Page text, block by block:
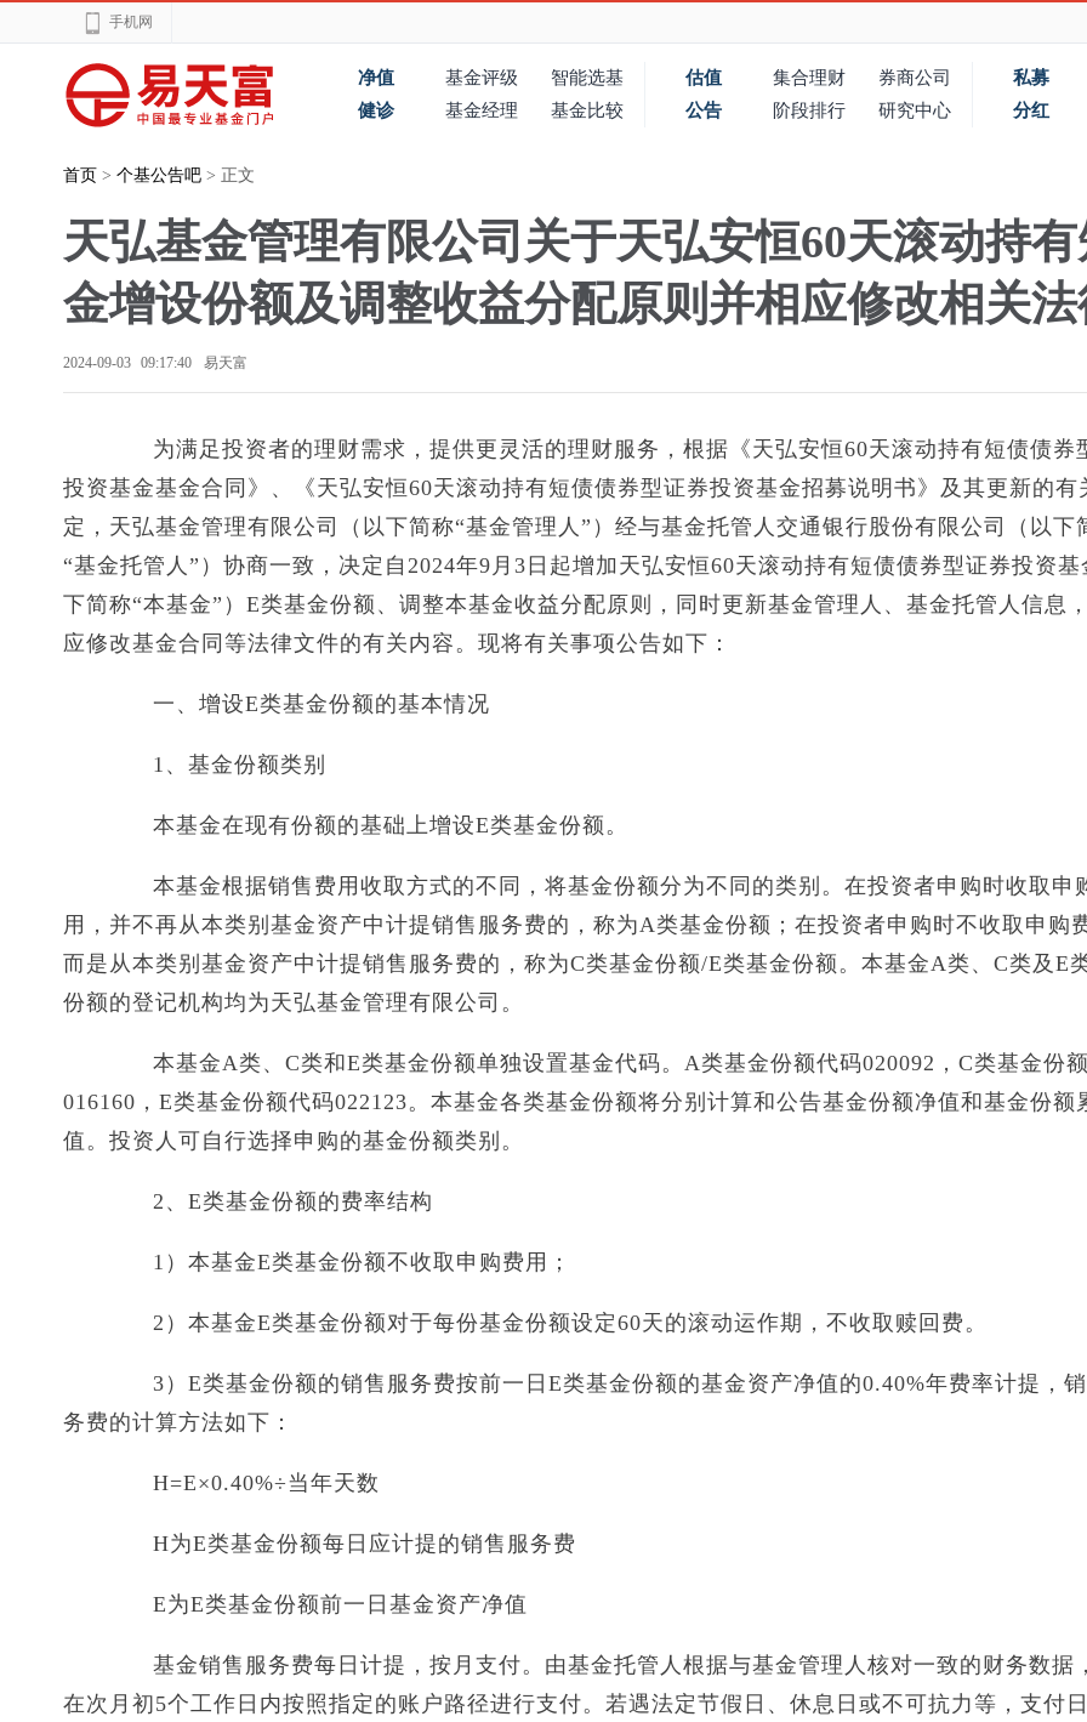
手机网
净值 基金评级
智能选基
健诊
基金经理 基金比较
估值 集合理财
券商公司
公告
阶段排行 研究中心
私募
分红
首页 > 个基公告吧 > 正文
天弘基金管理有限公司关于天弘安恒60天滚动持
金增设份额及调整收益分配原则并相应修改相关
2024-09-03 09:17:40 易天富
为满足投资者的理财需求，提供更灵活的理财服务，根据《天弘安恒60天滚动持有短债债券
投资基金基金合同》、《天弘安恒60天滚动持有短债债券型证券投资基金招募说明书》及其更新的有
定，天弘基金管理有限公司（以下简称“基金管理人”）经与基金托管人交通银行股份有限公司（以下
“基金托管人”）协商一致，决定自2024年9月3日起增加天弘安恒60天滚动持有短债债券型证券投资基
下简称“本基金”）E类基金份额、调整本基金收益分配原则，同时更新基金管理人、基金托管人信息
应修改基金合同等法律文件的有关内容。现将有关事项公告如下：
一、增设E类基金份额的基本情况
1、基金份额类别
本基金在现有份额的基础上增设E类基金份额。
本基金根据销售费用收取方式的不同，将基金份额分为不同的类别。在投资者申购时收取申
用，并不再从本类别基金资产中计提销售服务费的，称为A类基金份额；在投资者申购时不收取申购
而是从本类别基金资产中计提销售服务费的，称为C类基金份额/E类基金份额。本基金A类、C类及E
份额的登记机构均为天弘基金管理有限公司。
本基金A类、C类和E类基金份额单独设置基金代码。A类基金份额代码020092，C类基金份
016160，E类基金份额代码022123。本基金各类基金份额将分别计算和公告基金份额净值和基金份额
值。投资人可自行选择申购的基金份额类别。
2、E类基金份额的费率结构
1）本基金E类基金份额不收取申购费用；
2）本基金E类基金份额对于每份基金份额设定60天的滚动运作期，不收取赎回费。
3）E类基金份额的销售服务费按前一日E类基金份额的基金资产净值的0.40%年费率计提，销
务费的计算方法如下：
H=E×0.40%÷当年天数
H为E类基金份额每日应计提的销售服务费
E为E类基金份额前一日基金资产净值
基金销售服务费每日计提，按月支付。由基金托管人根据与基金管理人核对一致的财务数据
在次月初5个工作日内按照指定的账户路径进行支付。若遇法定节假日、休息日或不可抗力等，支付